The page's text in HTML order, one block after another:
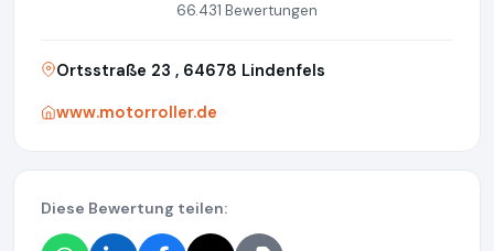
66.431 Bewertungen
Ortsstraße 23 , 64678 Lindenfels
www.motorroller.de
Diese Bewertung teilen: